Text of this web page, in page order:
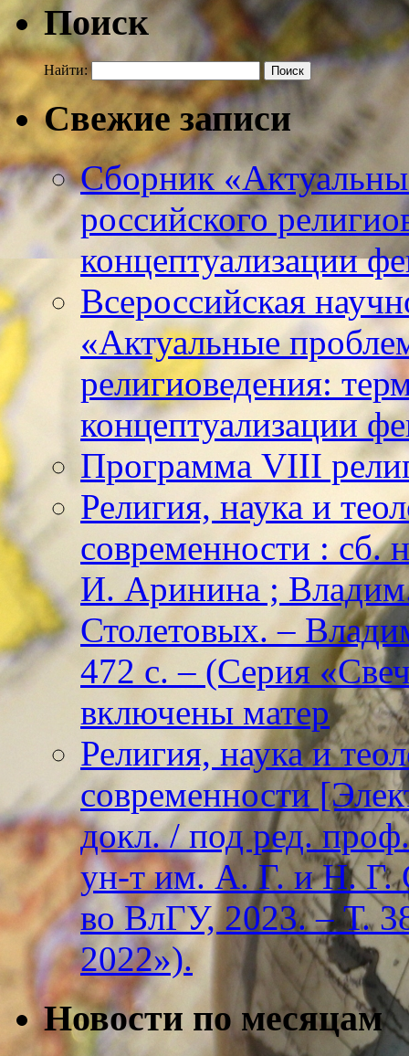
Поиск
Найти:
Свежие записи
Сборник
российского
концептуализации
Всероссийская
«Актуальные
религиоведения:
концептуализации
Программа VIII
Религия, наука и
современности : сб.
И. Аринина ;
Столетовых. –
472 с. – (Серия
включены матер
Религия, наука и
современности
докл. / под ред.
ун-т им. А. Г. и Н. Г.
во ВлГУ, 2023. – Т.
2022»).
Новости по месяцам